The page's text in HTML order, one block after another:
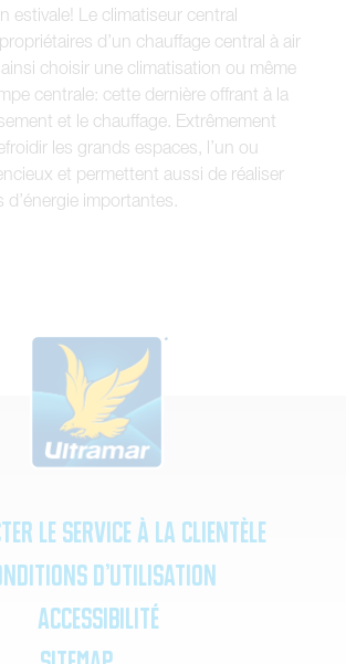
estivale! Le climatiseur central
d’un chauffage central à air
choisir une climatisation ou même
centrale: cette dernière offrant à la
et le chauffage. Extrêmement
les grands espaces, l’un ou
et permettent aussi de réaliser
importantes.
le service à la clientèle
d’utilisation
Accessibilité